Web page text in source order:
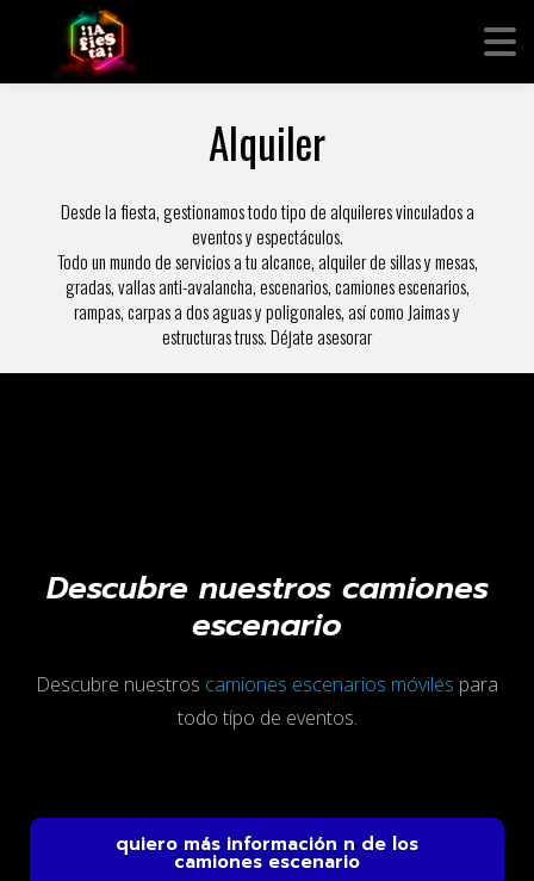
Alquiler
Desde la fiesta, gestionamos todo tipo de alquileres vinculados a
eventos y espectáculos.
Todo un mundo de servicios a tu alcance, alquiler de sillas y mesas,
gradas, vallas anti-avalancha, escenarios, camiones escenarios,
rampas, carpas a dos aguas y poligonales, así como Jaimas y
estructuras truss. Déjate asesorar
Descubre nuestros camiones
escenario
Descubre nuestros camiones escenarios móviles para
todo tipo de eventos.
quiero más información n de los
camiones escenario